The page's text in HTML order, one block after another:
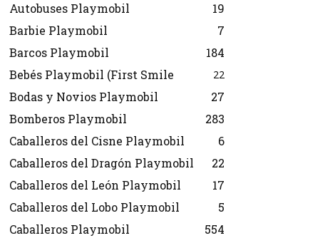
Autobuses Playmobil
19
Barbie Playmobil
7
Barcos Playmobil
184
Bebés Playmobil (First Smile
22
Bodas y Novios Playmobil
27
Bomberos Playmobil
283
Caballeros del Cisne Playmobil
6
Caballeros del Dragón Playmobil
22
Caballeros del León Playmobil
17
Caballeros del Lobo Playmobil
5
Caballeros Playmobil
554